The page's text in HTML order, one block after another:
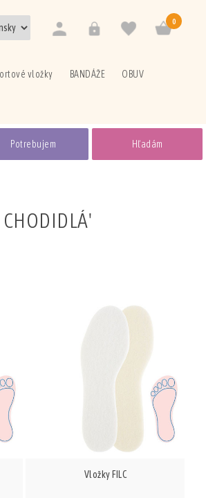
0
vložky BANDÁŽE OBUV
Potrebujem Hľadám
CHODIDLÁ'
Vložky FILC